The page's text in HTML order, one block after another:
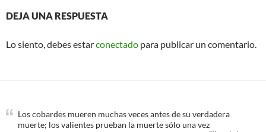
DEJA UNA RESPUESTA
Lo siento, debes estarconectado para publicar un comentario.
Los cobardes mueren muchas veces antes de su verdadera
muerte; los valientes prueban la muerte sólo una vez